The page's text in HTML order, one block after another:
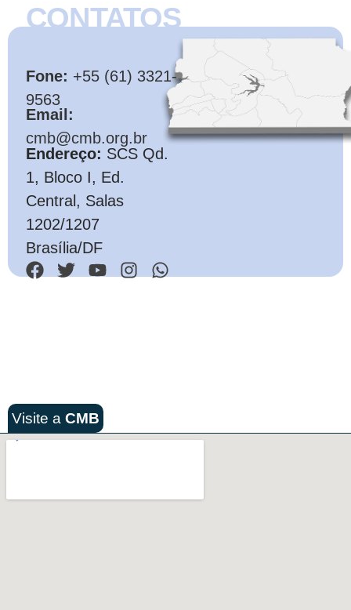
CONTATOS
Fone: +55 (61) 3321-
9563
Email:
cmb@cmb.org.br
Endereço: SCS Qd.
1, Bloco I, Ed.
Central, Salas
1202/1207
Brasília/DF
Visite a CMB